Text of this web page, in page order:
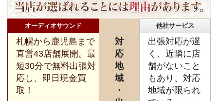
オーディオサウンド 他社サービス
札幌から鹿児島まで
直営43店舗展開。最
短30分で無料出張対
応し、即日現金買
取！
対
応
地
域
・
出張対応が遅
く、近隣に店
舗がないこと
もあり、対応
地域が限られ